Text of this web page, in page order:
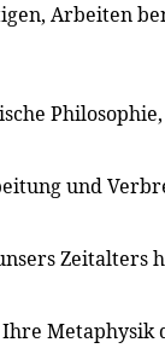
Arbeiten
und
Zeitalters